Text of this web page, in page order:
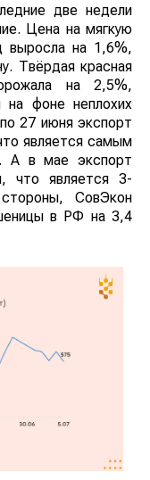
две недели
Цена на мягкую
выросла на 1,6%,
Твёрдая красная
на 2,5%,
на фоне неплохих
27 июня экспорт
является самым
А в мае экспорт
что является 3-
СовЭкон
в РФ на 3,4